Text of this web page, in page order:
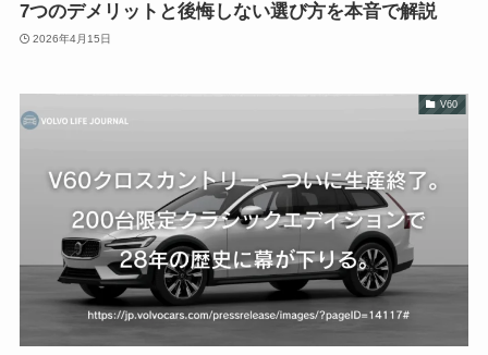
7つのデメリットと後悔しない選び方を本音で解説
2026年4月15日
V60